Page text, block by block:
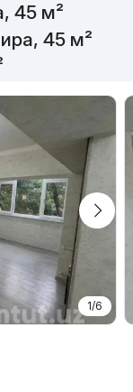
45 м²
45 м²
1/6